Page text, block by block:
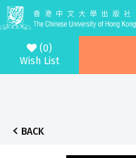
(0)
Wish List
BACK